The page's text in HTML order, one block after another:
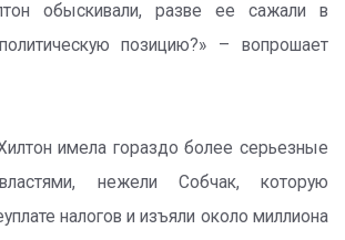
обыскивали, разве ее сажали в
позицию?» – вопрошает
имела гораздо более серьезные
нежели Собчак, которую
налогов и изъяли около миллиона